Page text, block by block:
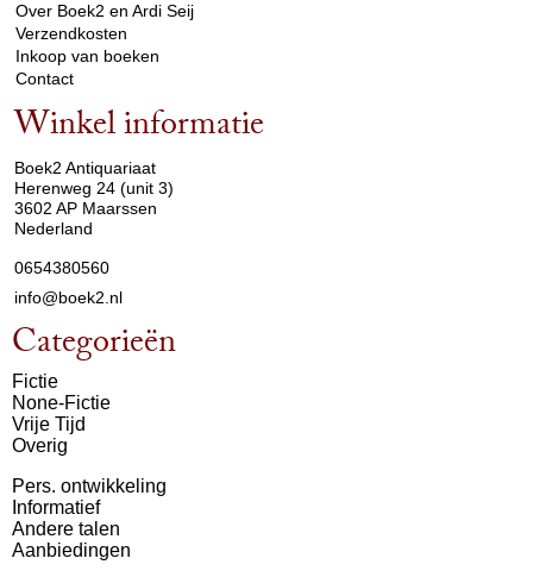
Over Boek2 en Ardi Seij
Verzendkosten
Inkoop van boeken
Contact
Winkel informatie
Boek2 Antiquariaat
Herenweg 24 (unit 3)
3602 AP Maarssen
Nederland
0654380560
info@boek2.nl
Categorieën
Fictie
None-Fictie
Vrije Tijd
Overig
Pers. ontwikkeling
Informatief
Andere talen
Aanbiedingen